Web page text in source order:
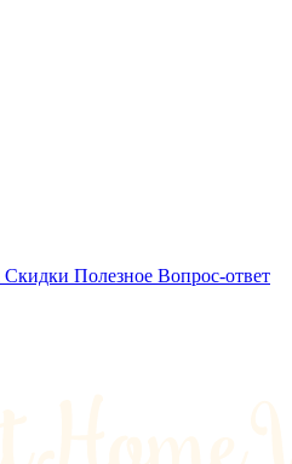
Скидки Полезное Вопрос-ответ